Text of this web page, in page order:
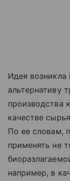
Идея возникла
альтернативу
производства
качестве
По ее словам,
применять не
например, в